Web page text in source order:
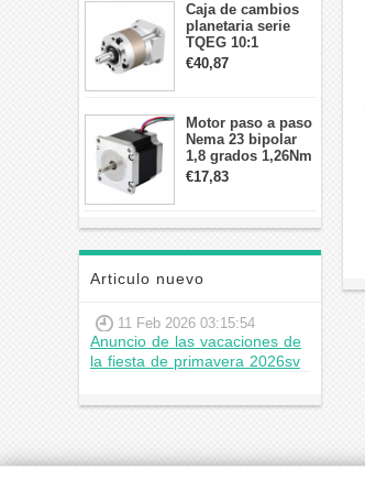
Caja de cambios
planetaria serie
TQEG 10:1
contragolpe 15
arcmin para motor
€40,87
Motor paso a paso
Nema 23 bipolar
1,8 grados 1,26Nm
2,8A 2,5V
57x57x56mm 4
€17,83
Articulo nuevo
11 Feb 2026 03:15:54
Anuncio de las vacaciones de
la fiesta de primavera 2026sv